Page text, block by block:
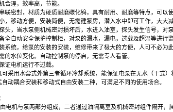
合理，效率高，节能。
联密封，材质为硬质耐磨碳化钨，具有耐用、耐磨等特点，可以
，移动方便，安装简便，无需建泵房，潜入水中即可工作，大大减
头，当水泵侧机械密封损坏后，水进入油室，探头发生信号，对泵
全自动安全保护控制柜，对泵的漏水，漏电，过载及超温等进行
系统，给泵的安装的安装，维修带来了极大的方便，人可不必为此
的水位变化。自动控制泵的停启，无需专人看管。
证电机运行不过载。
采用水套式外第三者循环冷却系统，能保证电泵在无水（干式）
动耦合安装和移动式自由安装二种，可满足不同的使用场合。
：
由电机与泵两部分组成，二者通过油隔离室及机械密封组件隔开